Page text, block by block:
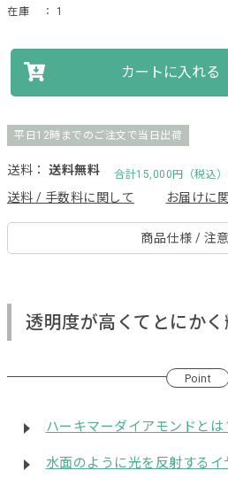
在庫 ： 1
カートに入れる
平日12時までのご注文で当日出荷
送料： 送料無料 合計15,000円（税込
送料 / 手数料に関して お届けに
商品仕様 / 注
透明度が高くてとにかく
Point
ハーキマーダイアモンドとは
水面のように光を反射するイ